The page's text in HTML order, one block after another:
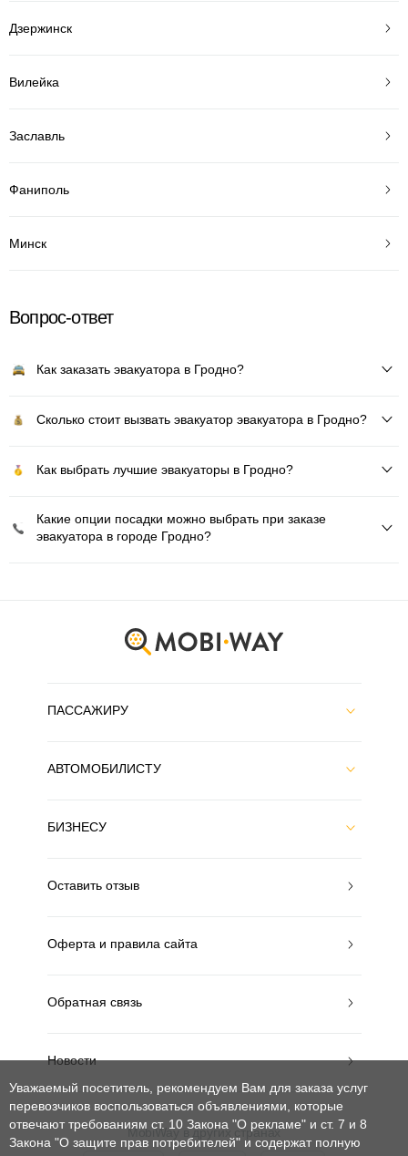
Дзержинск
Вилейка
Заславль
Фаниполь
Минск
Вопрос-ответ
Как заказать эвакуатора в Гродно?
Сколько стоит вызвать эвакуатор эвакуатора в Гродно?
Как выбрать лучшие эвакуаторы в Гродно?
Какие опции посадки можно выбрать при заказе
эвакуатора в городе Гродно?
ПАССАЖИРУ
АВТОМОБИЛИСТУ
БИЗНЕСУ
Оставить отзыв
Оферта и правила сайта
Обратная связь
Новости
MobiWay в других странах
Уважаемый посетитель, рекомендуем Вам для заказа услуг
перевозчиков воспользоваться объявлениями, которые
отвечают требованиям ст. 10 Закона "О рекламе" и ст. 7 и 8
Закона "О защите прав потребителей" и содержат полную